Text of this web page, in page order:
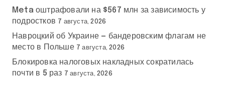
Meta оштрафовали на $567 млн за зависимость у
подростков 7 августа, 2026
Навроцкий об Украине — бандеровским флагам не
место в Польше 7 августа, 2026
Блокировка налоговых накладных сократилась
почти в 5 раз 7 августа, 2026